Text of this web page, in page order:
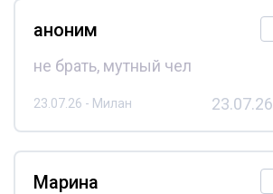
аноним
не брать, мутный чел
23.07.26 - Милан 23.07.26
Марина